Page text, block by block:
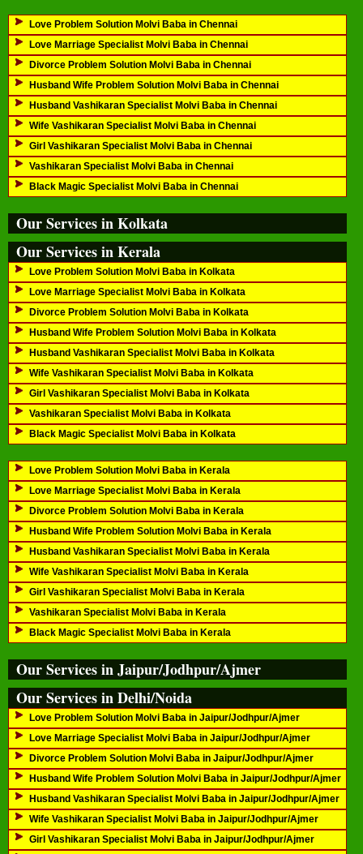
Love Problem Solution Molvi Baba in Chennai
Love Marriage Specialist Molvi Baba in Chennai
Divorce Problem Solution Molvi Baba in Chennai
Husband Wife Problem Solution Molvi Baba in Chennai
Husband Vashikaran Specialist Molvi Baba in Chennai
Wife Vashikaran Specialist Molvi Baba in Chennai
Girl Vashikaran Specialist Molvi Baba in Chennai
Vashikaran Specialist Molvi Baba in Chennai
Black Magic Specialist Molvi Baba in Chennai
Our Services in Kolkata
Our Services in Kerala
Love Problem Solution Molvi Baba in Kolkata
Love Marriage Specialist Molvi Baba in Kolkata
Divorce Problem Solution Molvi Baba in Kolkata
Husband Wife Problem Solution Molvi Baba in Kolkata
Husband Vashikaran Specialist Molvi Baba in Kolkata
Wife Vashikaran Specialist Molvi Baba in Kolkata
Girl Vashikaran Specialist Molvi Baba in Kolkata
Vashikaran Specialist Molvi Baba in Kolkata
Black Magic Specialist Molvi Baba in Kolkata
Love Problem Solution Molvi Baba in Kerala
Love Marriage Specialist Molvi Baba in Kerala
Divorce Problem Solution Molvi Baba in Kerala
Husband Wife Problem Solution Molvi Baba in Kerala
Husband Vashikaran Specialist Molvi Baba in Kerala
Wife Vashikaran Specialist Molvi Baba in Kerala
Girl Vashikaran Specialist Molvi Baba in Kerala
Vashikaran Specialist Molvi Baba in Kerala
Black Magic Specialist Molvi Baba in Kerala
Our Services in Jaipur/Jodhpur/Ajmer
Our Services in Delhi/Noida
Love Problem Solution Molvi Baba in Jaipur/Jodhpur/Ajmer
Love Marriage Specialist Molvi Baba in Jaipur/Jodhpur/Ajmer
Divorce Problem Solution Molvi Baba in Jaipur/Jodhpur/Ajmer
Husband Wife Problem Solution Molvi Baba in Jaipur/Jodhpur/Ajmer
Husband Vashikaran Specialist Molvi Baba in Jaipur/Jodhpur/Ajmer
Wife Vashikaran Specialist Molvi Baba in Jaipur/Jodhpur/Ajmer
Girl Vashikaran Specialist Molvi Baba in Jaipur/Jodhpur/Ajmer